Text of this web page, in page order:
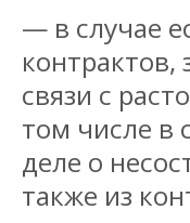
— в случае
связи с
том числе в
деле о
также из